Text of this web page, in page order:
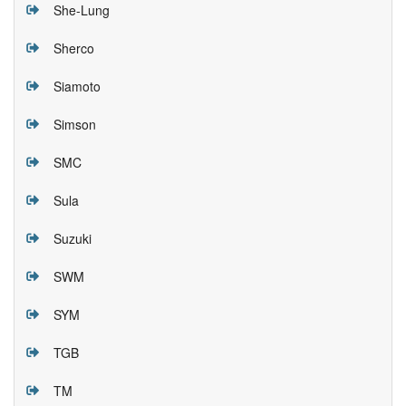
She-Lung
Sherco
Siamoto
Simson
SMC
Sula
Suzuki
SWM
SYM
TGB
TM